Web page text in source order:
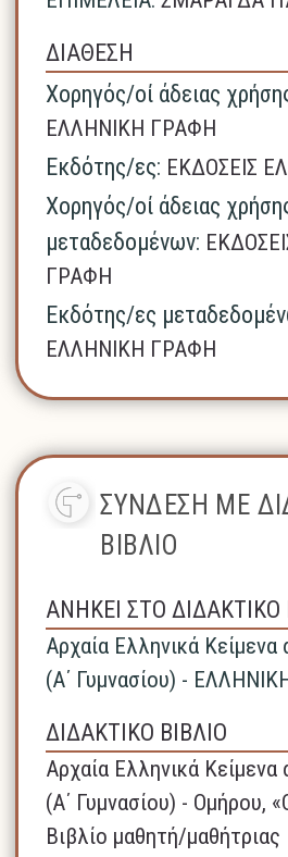
ΔΙΑΘΕΣΗ
Χορηγός/οί άδειας
ΕΛΛΗΝΙΚΗ ΓΡΑΦΗ
Εκδότης/ες: ΕΚΔΟΣΕΙΣ
Χορηγός/οί άδειας
μεταδεδομένων:
ΓΡΑΦΗ
Εκδότης/ες
ΕΛΛΗΝΙΚΗ ΓΡΑΦΗ
ΣΥΝΔΕΣΗ ΜΕ
ΒΙΒΛΙΟ
ΑΝΗΚΕΙ ΣΤΟ
Αρχαία Ελληνικά
(Α΄ Γυμνασίου) -
ΔΙΔΑΚΤΙΚΟ ΒΙΒΛΙΟ
Αρχαία Ελληνικά
(Α΄ Γυμνασίου) - Ομήρου,
Βιβλίο μαθητή/μαθήτριας